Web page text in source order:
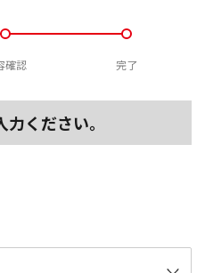
確認 完了
ください。